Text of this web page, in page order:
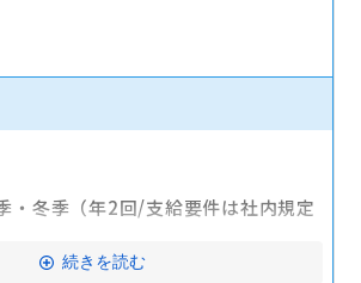
・冬季（年2回/支給要件は社内規定
（平均残業時間：10h/月）
続きを読む